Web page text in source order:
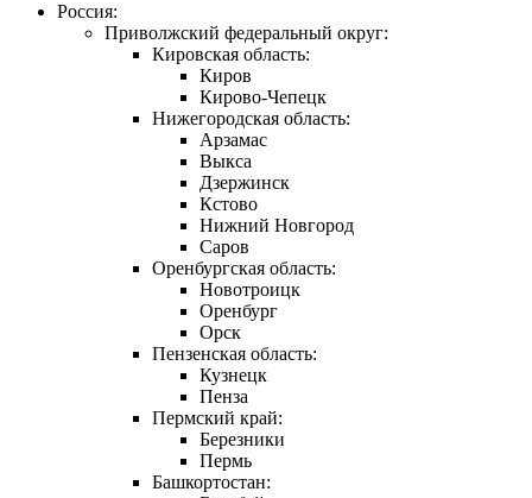
Россия:
Приволжский федеральный округ:
Кировская область:
Киров
Кирово-Чепецк
Нижегородская область:
Арзамас
Выкса
Дзержинск
Кстово
Нижний Новгород
Саров
Оренбургская область:
Новотроицк
Оренбург
Орск
Пензенская область:
Кузнецк
Пенза
Пермский край:
Березники
Пермь
Башкортостан: